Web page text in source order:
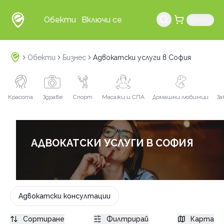
Обекти Включи се
Обекти Бизнес Адвокатски услуги в София
Красота Здраве Спорт Масажи и СПА Домашни любимци
АДВОКАТСКИ УСЛУГИ В СОФИЯ
Адвокатски консултации
Сортиране Филтрирай Карта